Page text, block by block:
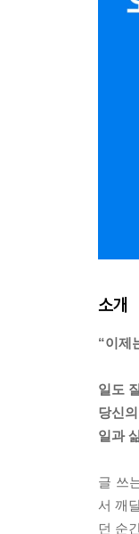
소개
“이제
일도
당신
일과
글 쓰
서 깨
던 순